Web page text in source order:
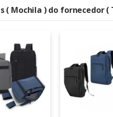
( Mochila ) do fornecedor (